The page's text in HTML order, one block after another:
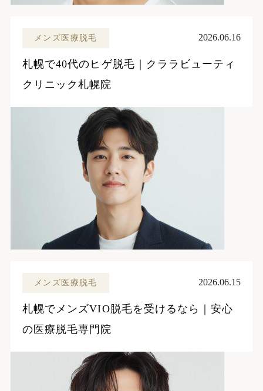
メンズ医療脱毛 2026.06.16
札幌で40代のヒゲ脱毛｜クララビューティ
クリニック札幌院
メンズ医療脱毛 2026.06.15
札幌でメンズVIO脱毛を受けるなら｜安心
の医療脱毛専門院